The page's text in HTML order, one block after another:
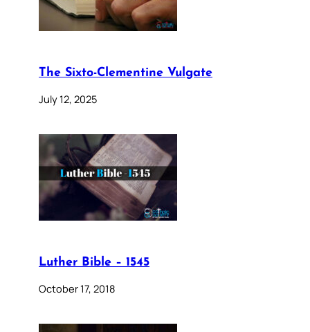
The Sixto-Clementine Vulgate
July 12, 2025
Luther Bible – 1545
October 17, 2018